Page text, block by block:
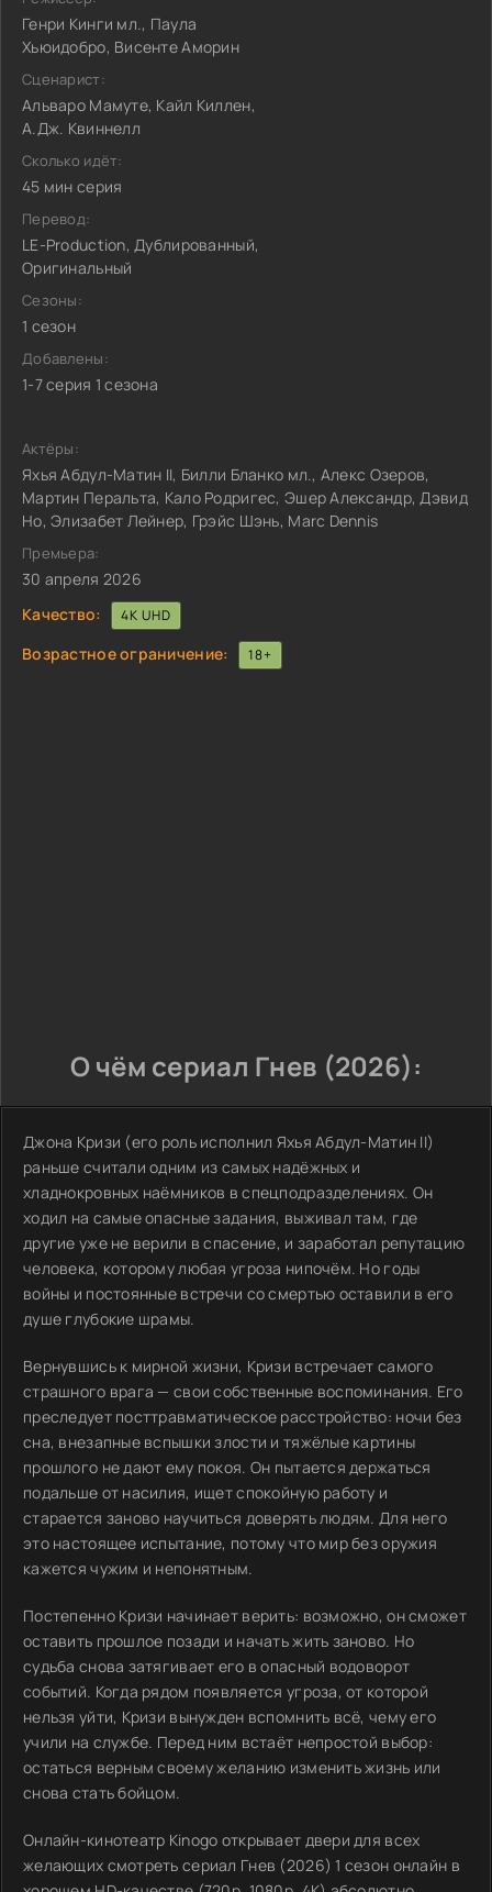
Генри Кинги мл., Паула
Хьюидобро, Висенте Аморин
Сценарист:
Альваро Мамуте, Кайл Киллен,
А.Дж. Квиннелл
Сколько идёт:
45 мин серия
Перевод:
LE-Production, Дублированный,
Оригинальный
Сезоны:
1 сезон
Добавлены:
1-7 серия 1 сезона
Актёры:
Яхья Абдул-Матин II, Билли Бланко мл., Алекс Озеров,
Мартин Перальта, Кало Родригес, Эшер Александр, Дэвид
Но, Элизабет Лейнер, Грэйс Шэнь, Marc Dennis
Премьера:
30 апреля 2026
Качество:
4K UHD
Возрастное ограничение: 18+
О чём сериал Гнев (2026):
Джона Кризи (его роль исполнил Яхья Абдул-Матин II)
раньше считали одним из самых надёжных и
хладнокровных наёмников в спецподразделениях. Он
ходил на самые опасные задания, выживал там, где
другие уже не верили в спасение, и заработал репутацию
человека, которому любая угроза нипочём. Но годы
войны и постоянные встречи со смертью оставили в его
душе глубокие шрамы.
Вернувшись к мирной жизни, Кризи встречает самого
страшного врага — свои собственные воспоминания. Его
преследует посттравматическое расстройство: ночи без
сна, внезапные вспышки злости и тяжёлые картины
прошлого не дают ему покоя. Он пытается держаться
подальше от насилия, ищет спокойную работу и
старается заново научиться доверять людям. Для него
это настоящее испытание, потому что мир без оружия
кажется чужим и непонятным.
Постепенно Кризи начинает верить: возможно, он сможет
оставить прошлое позади и начать жить заново. Но
судьба снова затягивает его в опасный водоворот
событий. Когда рядом появляется угроза, от которой
нельзя уйти, Кризи вынужден вспомнить всё, чему его
учили на службе. Перед ним встаёт непростой выбор:
остаться верным своему желанию изменить жизнь или
снова стать бойцом.
Онлайн-кинотеатр Kinogo открывает двери для всех
желающих смотреть сериал Гнев (2026) 1 сезон онлайн в